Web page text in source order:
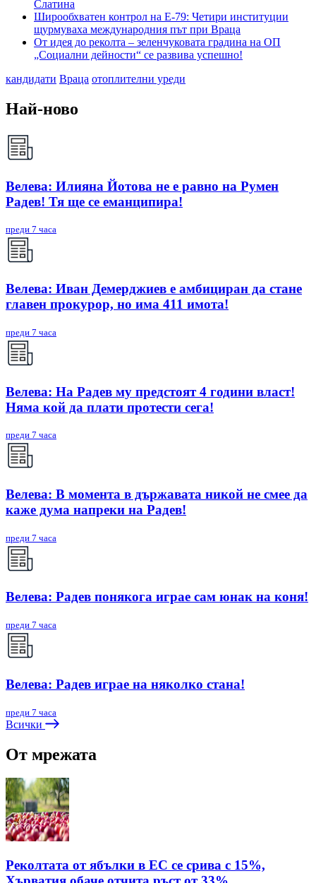
Слатина
Широобхватен контрол на Е-79: Четири институции
щурмуваха международния път при Враца
От идея до реколта – зеленчуковата градина на ОП
„Социални дейности“ се развива успешно!
кандидати Враца отоплителни уреди
Най-ново
Велева: Илияна Йотова не е равно на Румен
Радев! Тя ще се еманципира!
преди 7 часа
Велева: Иван Демерджиев е амбициран да стане
главен прокурор, но има 411 имота!
преди 7 часа
Велева: На Радев му предстоят 4 години власт!
Няма кой да плати протести сега!
преди 7 часа
Велева: В момента в държавата никой не смее да
каже дума напреки на Радев!
преди 7 часа
Велева: Радев понякога играе сам юнак на коня!
преди 7 часа
Велева: Радев играе на няколко стана!
преди 7 часа
Всички
От мрежата
Реколтата от ябълки в ЕС се срива с 15%,